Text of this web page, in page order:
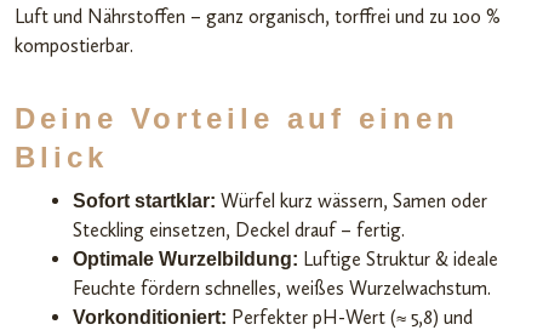
Luft und Nährstoffen – ganz organisch, torffrei und zu 100 %
kompostierbar.
Deine Vorteile auf einen
Blick
Sofort startklar: Würfel kurz wässern, Samen oder
Steckling einsetzen, Deckel drauf – fertig.
Optimale Wurzelbildung: Luftige Struktur & ideale
Feuchte fördern schnelles, weißes Wurzelwachstum.
Vorkonditioniert: Perfekter pH-Wert (≈ 5,8) und